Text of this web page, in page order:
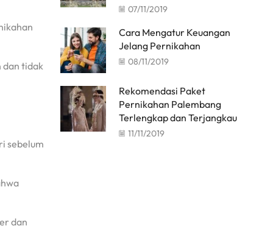
dan tidak
sebelum
dan
07/11/2019
Cara Mengatur Keuangan
Jelang Pernikahan
08/11/2019
Rekomendasi Paket
Pernikahan Palembang
Terlengkap dan Terjangkau
11/11/2019